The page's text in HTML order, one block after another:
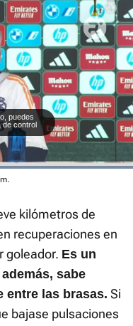
kilómetros de
recuperaciones en
goleador. Es un
sabe
entre las brasas. Si
bajase pulsaciones